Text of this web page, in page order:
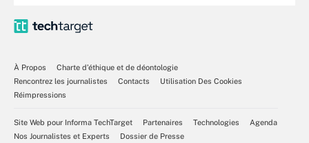
À Propos
Charte d’éthique et de déontologie
Rencontrez les journalistes
Contacts
Utilisation Des Cookies
Réimpressions
Site Web pour Informa TechTarget Partenaires Technologies
Agenda
Nos Journalistes et Experts
Dossier de Presse